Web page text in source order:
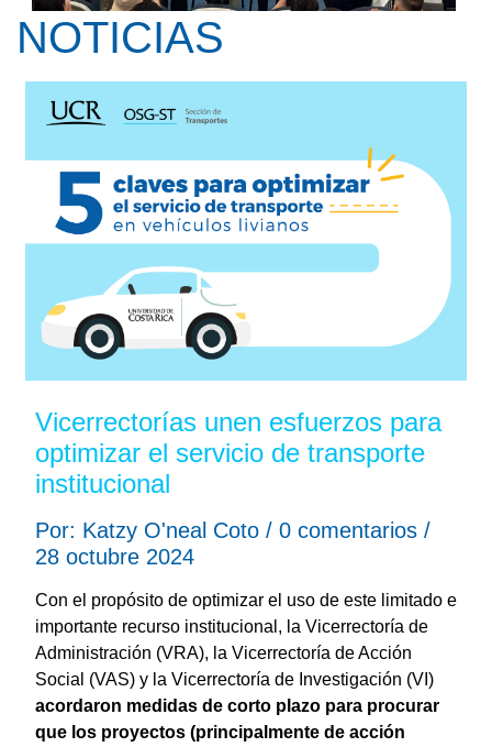
NOTICIAS
Vicerrectorías unen esfuerzos para
optimizar el servicio de transporte
institucional
Por: Katzy O'neal Coto / 0 comentarios /
28 octubre 2024
Con el propósito de optimizar el uso de este limitado e
importante recurso institucional, la Vicerrectoría de
Administración (VRA), la Vicerrectoría de Acción
Social (VAS) y la Vicerrectoría de Investigación (VI)
acordaron medidas de corto plazo para procurar
que los proyectos (principalmente de acción
Kay Pranis ofreció la conferencia ...